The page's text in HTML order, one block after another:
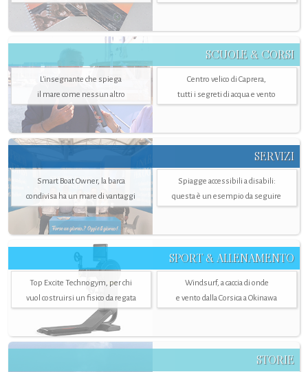
SCUOLE & CORSI
L'insegnante che spiega
il mare come nessun altro
Centro velico di Caprera,
tutti i segreti di acqua e vento
SERVIZI
Smart Boat Owner, la barca
condivisa ha un mare di vantaggi
Spiagge accessibili a disabili:
questa è un esempio da seguire
SPORT & ALLENAMENTO
Top Excite Technogym, per chi
vuol costruirsi un fisico da regata
Windsurf, a caccia di onde
e vento dalla Corsica a Okinawa
STORIE